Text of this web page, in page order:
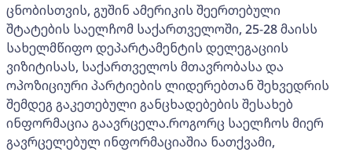
ცნობისთვის, გუშინ ამერიკის შეერთებული
შტატების საელჩომ საქართველოში, 25-28 მაისს
სახელმწიფო დეპარტამენტის დელეგაციის
ვიზიტისას, საქართველოს მთავრობასა და
ოპოზიციური პარტიების ლიდერებთან შეხვედრის
შემდეგ გაკეთებული განცხადებების შესახებ
ინფორმაცია გაავრცელა.როგორც საელჩოს მიერ
გავრცელებულ ინფორმაციაშია ნათქვამი,